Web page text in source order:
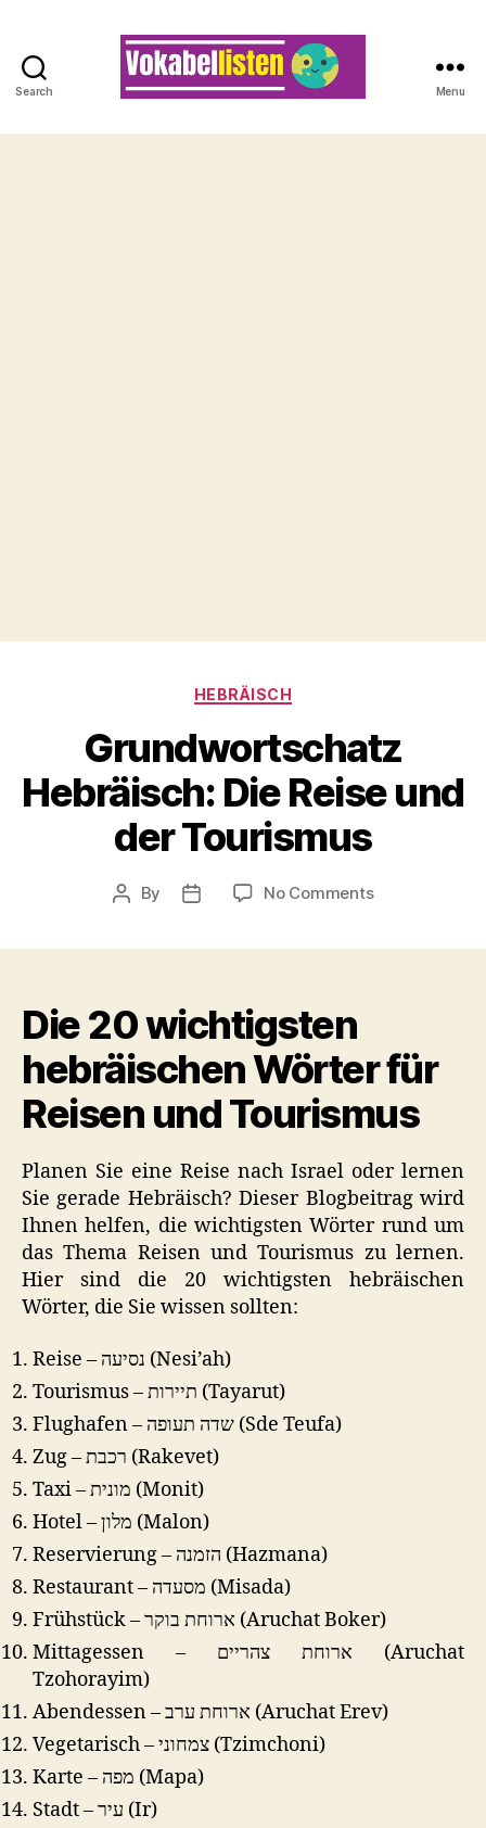
Search Menu
Categories
HEBRÄISCH
Grundwortschatz
Hebräisch: Die Reise und
der Tourismus
Post
By
Post
No Commentson
Tourismus
Die 20 wichtigsten
hebräischen Wörter für
Reisen und Tourismus
Planen Sie eine Reise nach Israel oder lernen
Sie gerade Hebräisch? Dieser Blogbeitrag wird
Ihnen helfen, die wichtigsten Wörter rund um
das Thema Reisen und Tourismus zu lernen.
Hier sind die 20 wichtigsten hebräischen
Wörter, die Sie wissen sollten:
Reise – נסיעה (Nesi’ah)
Tourismus – תיירות (Tayarut)
Flughafen – שדה תעופה (Sde Teufa)
Zug – רכבת (Rakevet)
Taxi – מונית (Monit)
Hotel – מלון (Malon)
Reservierung – הזמנה (Hazmana)
Restaurant – מסעדה (Misada)
Frühstück – ארוחת בוקר (Aruchat Boker)
Mittagessen – ארוחת צהריים (Aruchat
Tzohorayim)
Abendessen – ארוחת ערב (Aruchat Erev)
Vegetarisch – צמחוני (Tzimchoni)
Karte – מפה (Mapa)
Stadt – עיר (Ir)